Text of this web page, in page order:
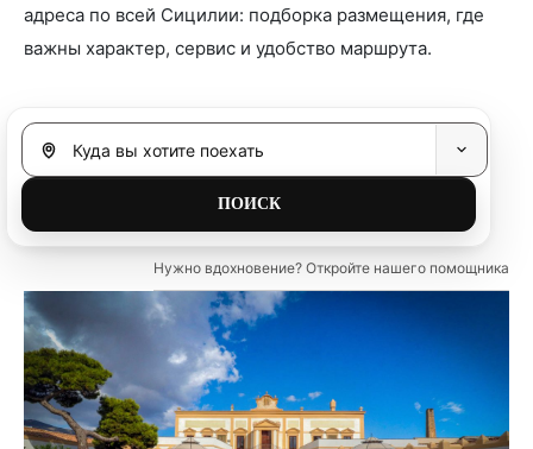
адреса по всей Сицилии: подборка размещения, где
важны характер, сервис и удобство маршрута.
Нужно вдохновение? Откройте нашего помощника